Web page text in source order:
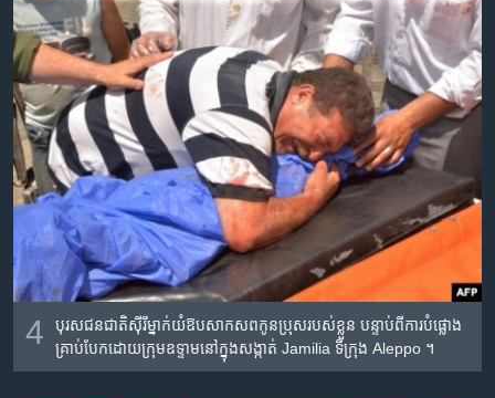
4
បុរស​ជន​ជាតិ​ស៊ីរី​ម្នាក់​យំ​ឱប​សាកសព​កូន​ប្រុស​របស់​ខ្លួន​ បន្ទាប់​ពី​ការបំផ្លោង​
គ្រាប់បែក​ដោយ​ក្រុម​ឧទ្ទាម​នៅ​ក្នុង​សង្កាត់​ Jamilia ទីក្រុង​ Aleppo ។